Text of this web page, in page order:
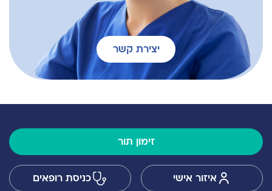
יצירת קשר
זימון תור
איזור אישי כניסת רופאים